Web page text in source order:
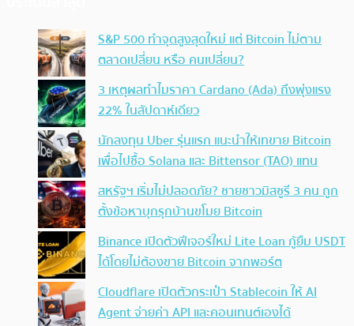
S&P 500 ทำจุดสูงสุดใหม่ แต่ Bitcoin ไม่ตาม
ตลาดเปลี่ยน หรือ คนเปลี่ยน?
3 เหตุผลทำไมราคา Cardano (Ada) ถึงพุ่งแรง
22% ในสัปดาห์เดียว
นักลงทุน Uber รุ่นแรก แนะนำให้เทขาย Bitcoin
เพื่อไปซื้อ Solana และ Bittensor (TAO) แทน
สหรัฐฯ เริ่มไม่ปลอดภัย? ชายชาวมิสซูรี 3 คน ถูก
ตั้งข้อหาบุกรุกบ้านขโมย Bitcoin
Binance เปิดตัวฟีเจอร์ใหม่ Lite Loan กู้ยืม USDT
ได้โดยไม่ต้องขาย Bitcoin จากพอร์ต
Cloudflare เปิดตัวกระเป๋า Stablecoin ให้ AI
Agent จ่ายค่า API และคอนเทนต์เองได้